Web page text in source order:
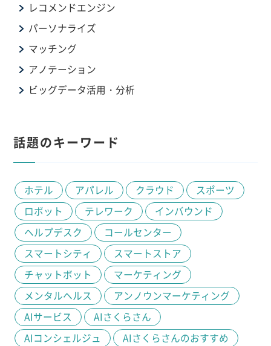
レコメンドエンジン
パーソナライズ
マッチング
アノテーション
ビッグデータ活用・分析
話題のキーワード
ホテル アパレル クラウド
スポーツ
ロボット
テレワーク
インバウンド
ヘルプデスク
コールセンター
スマートシティ
スマートストア
チャットボット
マーケティング
メンタルヘルス
アンノウンマーケティング
AIサービス
AIさくらさん
AIコンシェルジュ
AIさくらさんのおすすめ